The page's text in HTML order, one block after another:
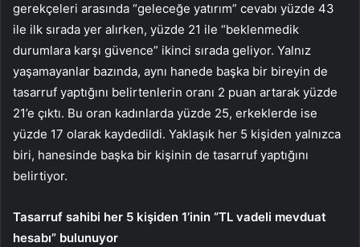
gerekçeleri arasında “geleceğe yatırım” cevabı yüzde 43
ile ilk sırada yer alırken, yüzde 21 ile “beklenmedik
durumlara karşı güvence” ikinci sırada geliyor. Yalnız
yaşamayanlar bazında, aynı hanede başka bir bireyin de
tasarruf yaptığını belirtenlerin oranı 2 puan artarak yüzde
21’e çıktı. Bu oran kadınlarda yüzde 25, erkeklerde ise
yüzde 17 olarak kaydedildi. Yaklaşık her 5 kişiden yalnızca
biri, hanesinde başka bir kişinin de tasarruf yaptığını
belirtiyor.
Tasarruf sahibi her 5 kişiden 1’inin “TL vadeli mevduat
hesabı” bulunuyor